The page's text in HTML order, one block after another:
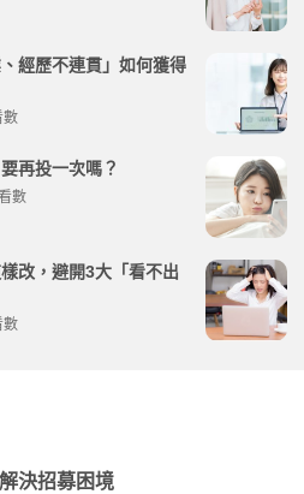
經歷不連貫」如何獲得
數
再投一次嗎？
數
改，避開3大「看不出
數
決招募困境